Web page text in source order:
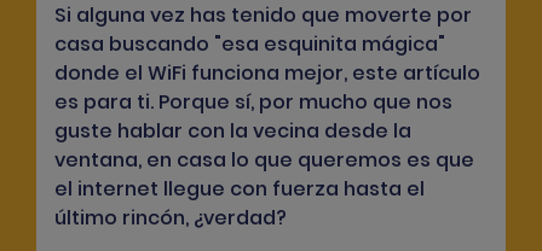
Si alguna vez has tenido que moverte por
casa buscando "esa esquinita mágica"
donde el WiFi funciona mejor, este artículo
es para ti. Porque sí, por mucho que nos
guste hablar con la vecina desde la
ventana, en casa lo que queremos es que
el internet llegue con fuerza hasta el
último rincón, ¿verdad?